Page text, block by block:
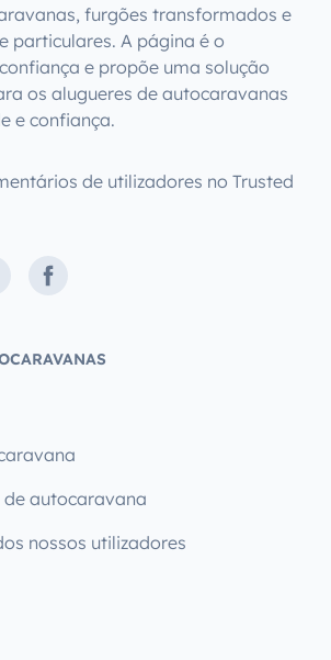
furgões transformados e
particulares. A página é o
e propõe uma solução
os alugueres de autocaravanas
e confiança.
de utilizadores no Trusted
Facebook
de autocaravana
nossos utilizadores